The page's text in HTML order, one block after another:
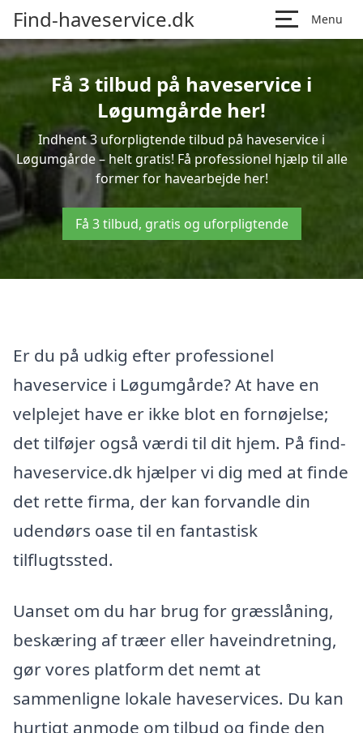
Find-haveservice.dk Menu
Få 3 tilbud på haveservice i
Løgumgårde her!
Indhent 3 uforpligtende tilbud på haveservice i
Løgumgårde – helt gratis! Få professionel hjælp til alle
former for havearbejde her!
Få 3 tilbud, gratis og uforpligtende
Er du på udkig efter professionel
haveservice i Løgumgårde? At have en
velplejet have er ikke blot en fornøjelse;
det tilføjer også værdi til dit hjem. På find-
haveservice.dk hjælper vi dig med at finde
det rette firma, der kan forvandle din
udendørs oase til en fantastisk
tilflugtssted.
Uanset om du har brug for græsslåning,
beskæring af træer eller haveindretning,
gør vores platform det nemt at
sammenligne lokale haveservices. Du kan
hurtigt anmode om tilbud og finde den